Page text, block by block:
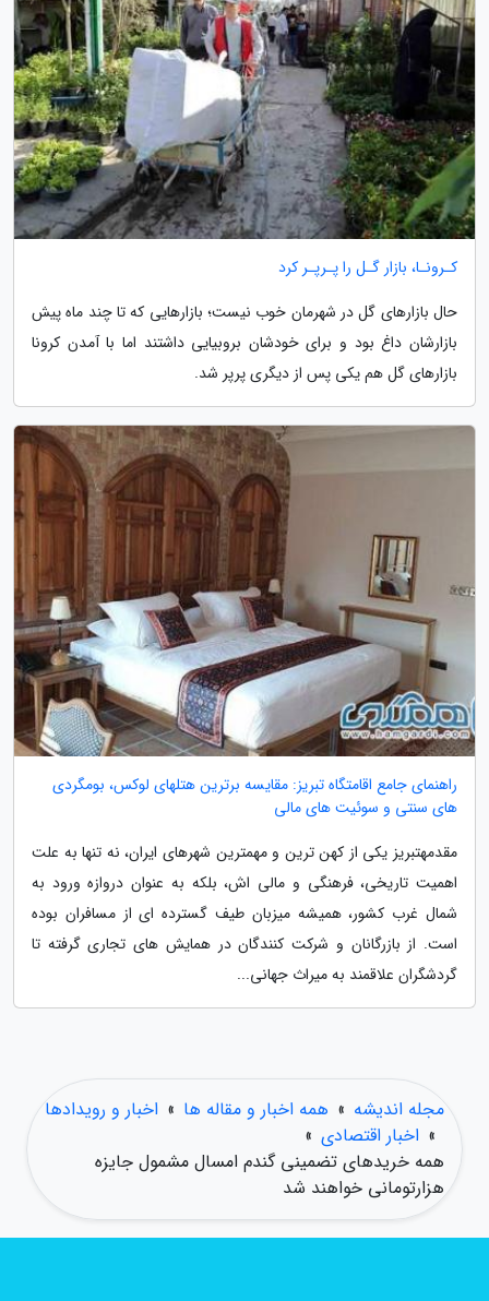
کـرونـا، بازار گـل را پـرپـر کرد
حال بازارهای گل در شهرمان خوب نیست؛ بازارهایی که تا چند ماه پیش
بازارشان داغ بود و برای خودشان بروبیایی داشتند اما با آمدن کرونا
بازارهای گل هم یکی پس از دیگری پرپر شد.
راهنمای جامع اقامتگاه تبریز: مقایسه برترین هتلهای لوکس، بومگردی
های سنتی و سوئیت های مالی
مقدمهتبریز یکی از کهن ترین و مهمترین شهرهای ایران، نه تنها به علت
اهمیت تاریخی، فرهنگی و مالی اش، بلکه به عنوان دروازه ورود به
شمال غرب کشور، همیشه میزبان طیف گسترده ای از مسافران بوده
است. از بازرگانان و شرکت کنندگان در همایش های تجاری گرفته تا
گردشگران علاقمند به میراث جهانی...
مجله اندیشه » همه اخبار و مقاله ها » اخبار و رویدادها
» اخبار اقتصادی »
همه خریدهای تضمینی گندم امسال مشمول جایزه
هزارتومانی خواهند شد